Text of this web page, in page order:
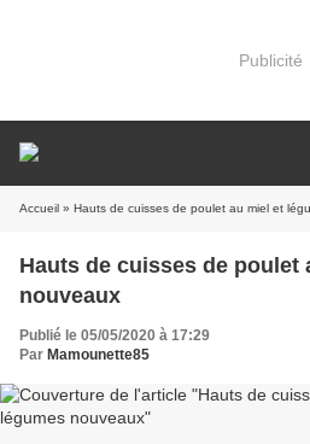
Publicité
Accueil » Hauts de cuisses de poulet au miel et
Hauts de cuisses de poulet
nouveaux
Publié le 05/05/2020 à 17:29
Par Mamounette85